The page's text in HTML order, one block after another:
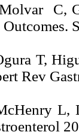
C,
T,
Rev
L,